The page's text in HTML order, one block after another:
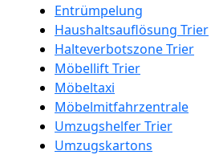
Entrümpelung
Haushaltsauflösung Trier
Halteverbotszone Trier
Möbellift Trier
Möbeltaxi
Möbelmitfahrzentrale
Umzugshelfer Trier
Umzugskartons